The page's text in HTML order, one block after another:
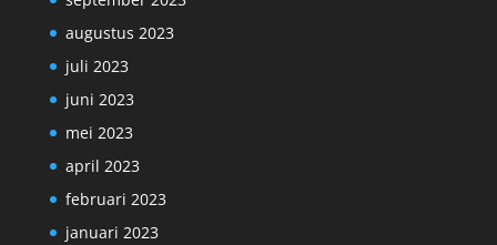
augustus 2023
juli 2023
juni 2023
mei 2023
april 2023
februari 2023
januari 2023